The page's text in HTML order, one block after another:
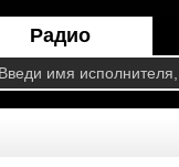
Радио